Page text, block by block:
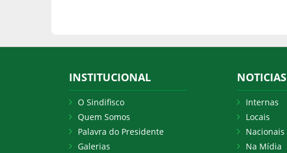
INSTITUCIONAL
O Sindifisco
Quem Somos
Palavra do Presidente
Galerias
NOTICIAS
Internas
Locais
Nacionais
Na Mídia